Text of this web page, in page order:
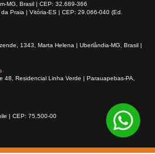
MG, Brasil | CEP: 32.689-366
Praia | Vitória-ES | CEP: 29.066-040 (Ed.
1343, Marta Helena | Uberlândia-MG, Brasil |
Residencial Linha Verde | Parauapebas-PA,
| CEP: 75.500-00